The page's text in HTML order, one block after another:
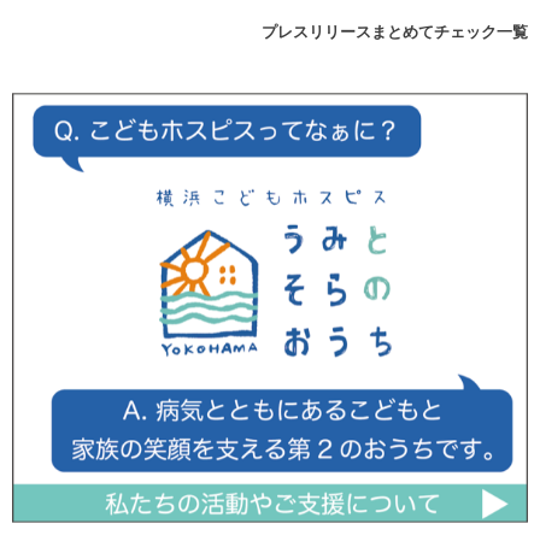
プレスリリースまとめてチェック一覧